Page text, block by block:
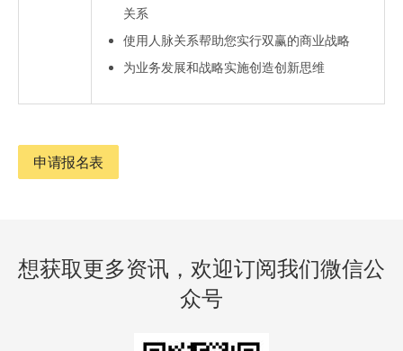
关系
使用人脉关系帮助您实行双赢的商业战略
为业务发展和战略实施创造创新思维
申请报名表
想获取更多资讯，欢迎订阅我们微信公
众号